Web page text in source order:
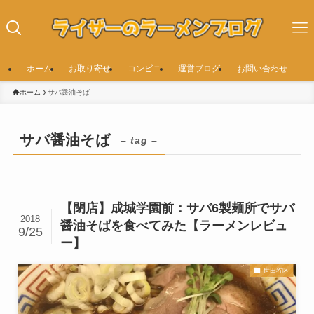
ホーム お取り寄せ コンビニ 運営ブログ お問い合わせ
ホーム サバ醤油そば
サバ醤油そば – tag –
【閉店】成城学園前：サバ6製麺所でサバ
醤油そばを食べてみた【ラーメンレビュ
ー】
2018
9/25
世田谷区